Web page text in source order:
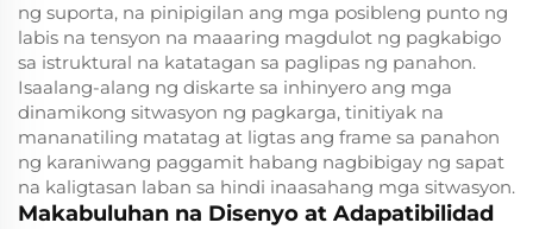
ng suporta, na pinipigilan ang mga posibleng punto ng
labis na tensyon na maaaring magdulot ng pagkabigo
sa istruktural na katatagan sa paglipas ng panahon.
Isaalang-alang ng diskarte sa inhinyero ang mga
dinamikong sitwasyon ng pagkarga, tinitiyak na
mananatiling matatag at ligtas ang frame sa panahon
ng karaniwang paggamit habang nagbibigay ng sapat
na kaligtasan laban sa hindi inaasahang mga sitwasyon.
Makabuluhan na Disenyo at Adapatibilidad